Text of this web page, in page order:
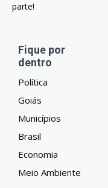
parte!
Fique por
dentro
Política
Goiás
Municípios
Brasil
Economia
Meio Ambiente